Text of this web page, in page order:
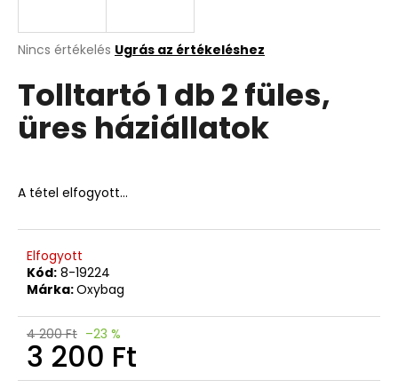
A
átlagos
értékelése
5-
ből
Nincs értékelés Ugrás az értékeléshez
Tolltartó 1 db 2 füles,
üres háziállatok
A tétel elfogyott…
Elfogyott
Kód: 8-19224
Márka:Oxybag
4 200 Ft –23 %
3 200 Ft
Egységár:
A
á
n
l
k
FOCI
528
Ft